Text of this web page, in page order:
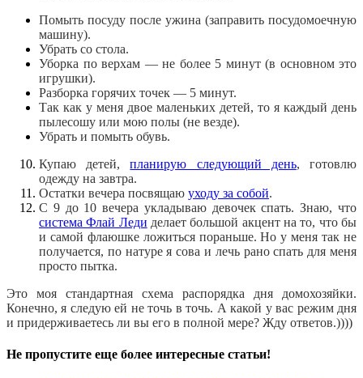
Помыть посуду после ужина (заправить посудомоечную
машину).
Убрать со стола.
Уборка по верхам — не более 5 минут (в основном это
игрушки).
Разборка горячих точек — 5 минут.
Так как у меня двое маленьких детей, то я каждый день
пылесошу или мою полы (не везде).
Убрать и помыть обувь.
Купаю детей,планирую следующий день, готовлю
одежду на завтра.
Остатки вечера посвящаю уходу за собой.
С 9 до 10 вечера укладываю девочек спать. Знаю, что
система Флай Леди делает большой акцент на то, что бы
и самой флаюшке ложиться пораньше. Но у меня так не
получается, по натуре я сова и лечь рано спать для меня
просто пытка.
Это моя стандартная схема распорядка дня домохозяйки.
Конечно, я следую ей не точь в точь. А какой у вас режим дня
и придерживаетесь ли вы его в полной мере? Жду ответов.))))
Не пропустите еще более интересные статьи!